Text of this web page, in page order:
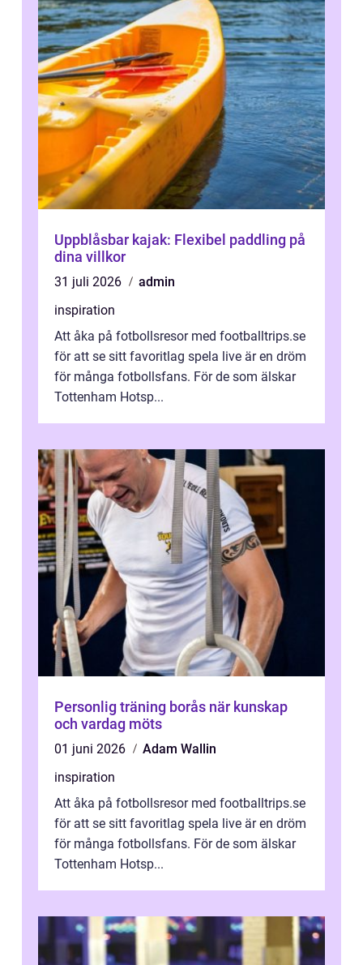
Uppblåsbar kajak: Flexibel paddling på
dina villkor
31 juli 2026
admin
inspiration
Att åka på fotbollsresor med footballtrips.se
för att se sitt favoritlag spela live är en dröm
för många fotbollsfans. För de som älskar
Tottenham Hotsp...
Personlig träning borås när kunskap
och vardag möts
01 juni 2026
Adam Wallin
inspiration
Att åka på fotbollsresor med footballtrips.se
för att se sitt favoritlag spela live är en dröm
för många fotbollsfans. För de som älskar
Tottenham Hotsp...